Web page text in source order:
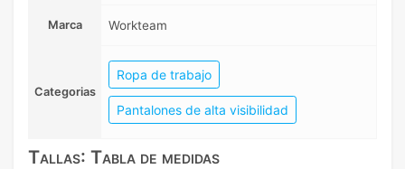
Marca Workteam
Categorias
Ropa de trabajo
Pantalones de alta visibilidad
Tallas: Tabla de medidas